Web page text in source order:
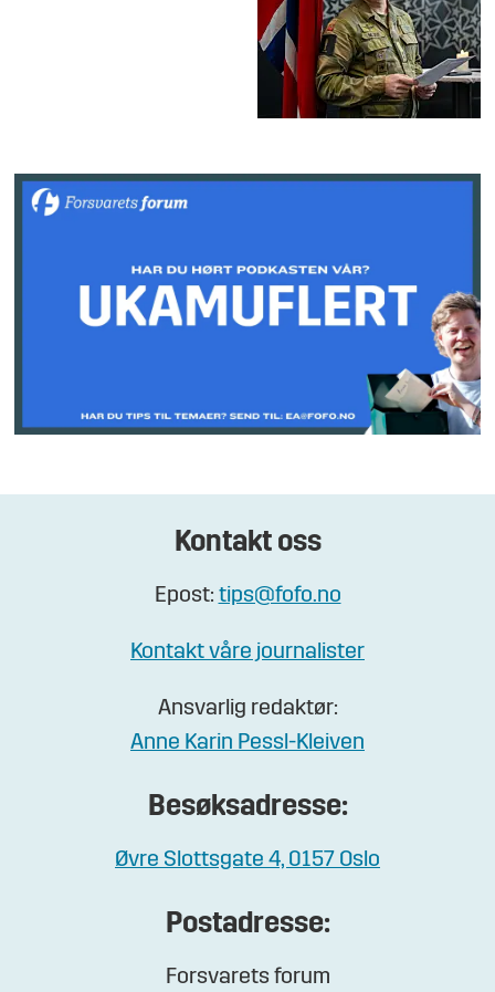
Kontakt oss
Epost: tips@fofo.no
Kontakt våre journalister
Ansvarlig redaktør:
Anne Karin Pessl-Kleiven
Besøksadresse:
Øvre Slottsgate 4, 0157 Oslo
Postadresse:
Forsvarets forum